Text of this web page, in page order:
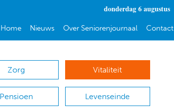
donderdag 6 augustus
Home Nieuws Over Seniorenjournaal Contact
Zorg Vitaliteit
Pensioen Levenseinde